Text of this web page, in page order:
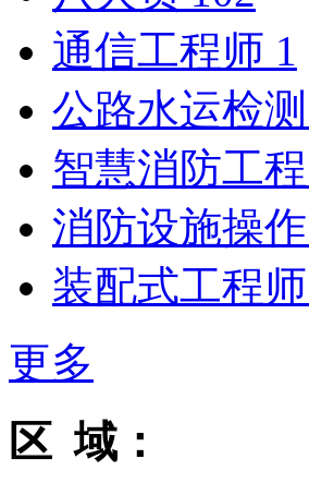
通信工程师 1
公路水运检
智慧消防工
消防设施操
装配式工程师
更多
区 域：